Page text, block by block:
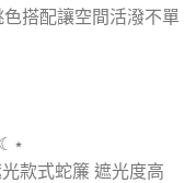
搭配讓空間活潑不單
款式蛇簾 遮光度高